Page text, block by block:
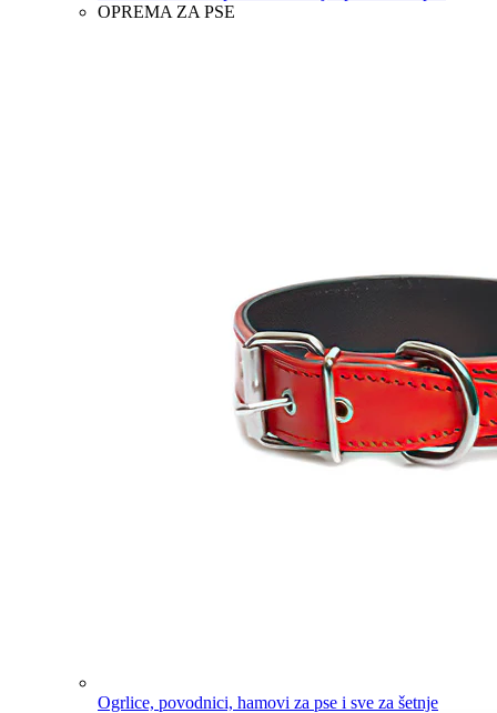
OPREMA ZA PSE
Ogrlice, povodnici, hamovi za pse i sve za šetnje